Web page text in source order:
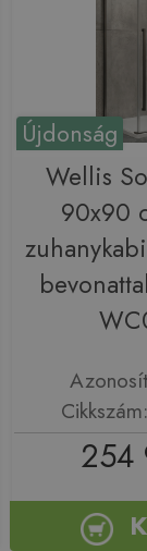
Újdonság
Wellis
90x90
254